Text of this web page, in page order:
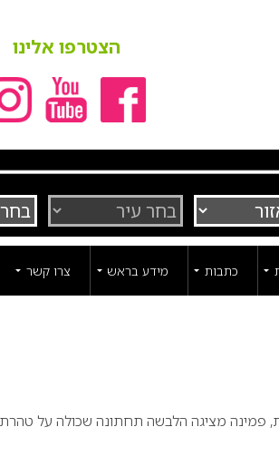
הצטרפו אלינו
כתבות מידע בראש צרו קשר
פמינה מציגה הלבשה תחתונה שכולה על טהרת